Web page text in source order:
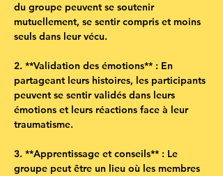
du groupe peuvent se soutenir
mutuellement, se sentir compris et moins
seuls dans leur vécu.
2. **Validation des émotions** : En
partageant leurs histoires, les participants
peuvent se sentir validés dans leurs
émotions et leurs réactions face à leur
traumatisme.
3. **Apprentissage et conseils** : Le
groupe peut être un lieu où les membres